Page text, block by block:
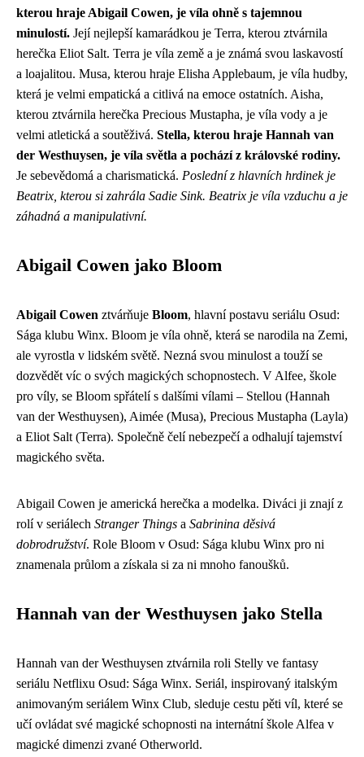
kterou hraje Abigail Cowen, je víla ohně s tajemnou
minulostí. Její nejlepší kamarádkou je Terra, kterou ztvárnila
herečka Eliot Salt. Terra je víla země a je známá svou laskavostí
a loajalitou. Musa, kterou hraje Elisha Applebaum, je víla hudby,
která je velmi empatická a citlivá na emoce ostatních. Aisha,
kterou ztvárnila herečka Precious Mustapha, je víla vody a je
velmi atletická a soutěživá. Stella, kterou hraje Hannah van
der Westhuysen, je víla světla a pochází z královské rodiny.
Je sebevědomá a charismatická. Poslední z hlavních hrdinek je
Beatrix, kterou si zahrála Sadie Sink. Beatrix je víla vzduchu a je
záhadná a manipulativní.
Abigail Cowen jako Bloom
Abigail Cowen ztvárňuje Bloom, hlavní postavu seriálu Osud:
Sága klubu Winx. Bloom je víla ohně, která se narodila na Zemi,
ale vyrostla v lidském světě. Nezná svou minulost a touží se
dozvědět víc o svých magických schopnostech. V Alfee, škole
pro víly, se Bloom spřátelí s dalšími vílami – Stellou (Hannah
van der Westhuysen), Aimée (Musa), Precious Mustapha (Layla)
a Eliot Salt (Terra). Společně čelí nebezpečí a odhalují tajemství
magického světa.
Abigail Cowen je americká herečka a modelka. Diváci ji znají z
rolí v seriálech Stranger Things a Sabrinina děsivá
dobrodružství. Role Bloom v Osud: Sága klubu Winx pro ni
znamenala průlom a získala si za ni mnoho fanoušků.
Hannah van der Westhuysen jako Stella
Hannah van der Westhuysen ztvárnila roli Stelly ve fantasy
seriálu Netflixu Osud: Sága Winx. Seriál, inspirovaný italským
animovaným seriálem Winx Club, sleduje cestu pěti víl, které se
učí ovládat své magické schopnosti na internátní škole Alfea v
magické dimenzi zvané Otherworld.